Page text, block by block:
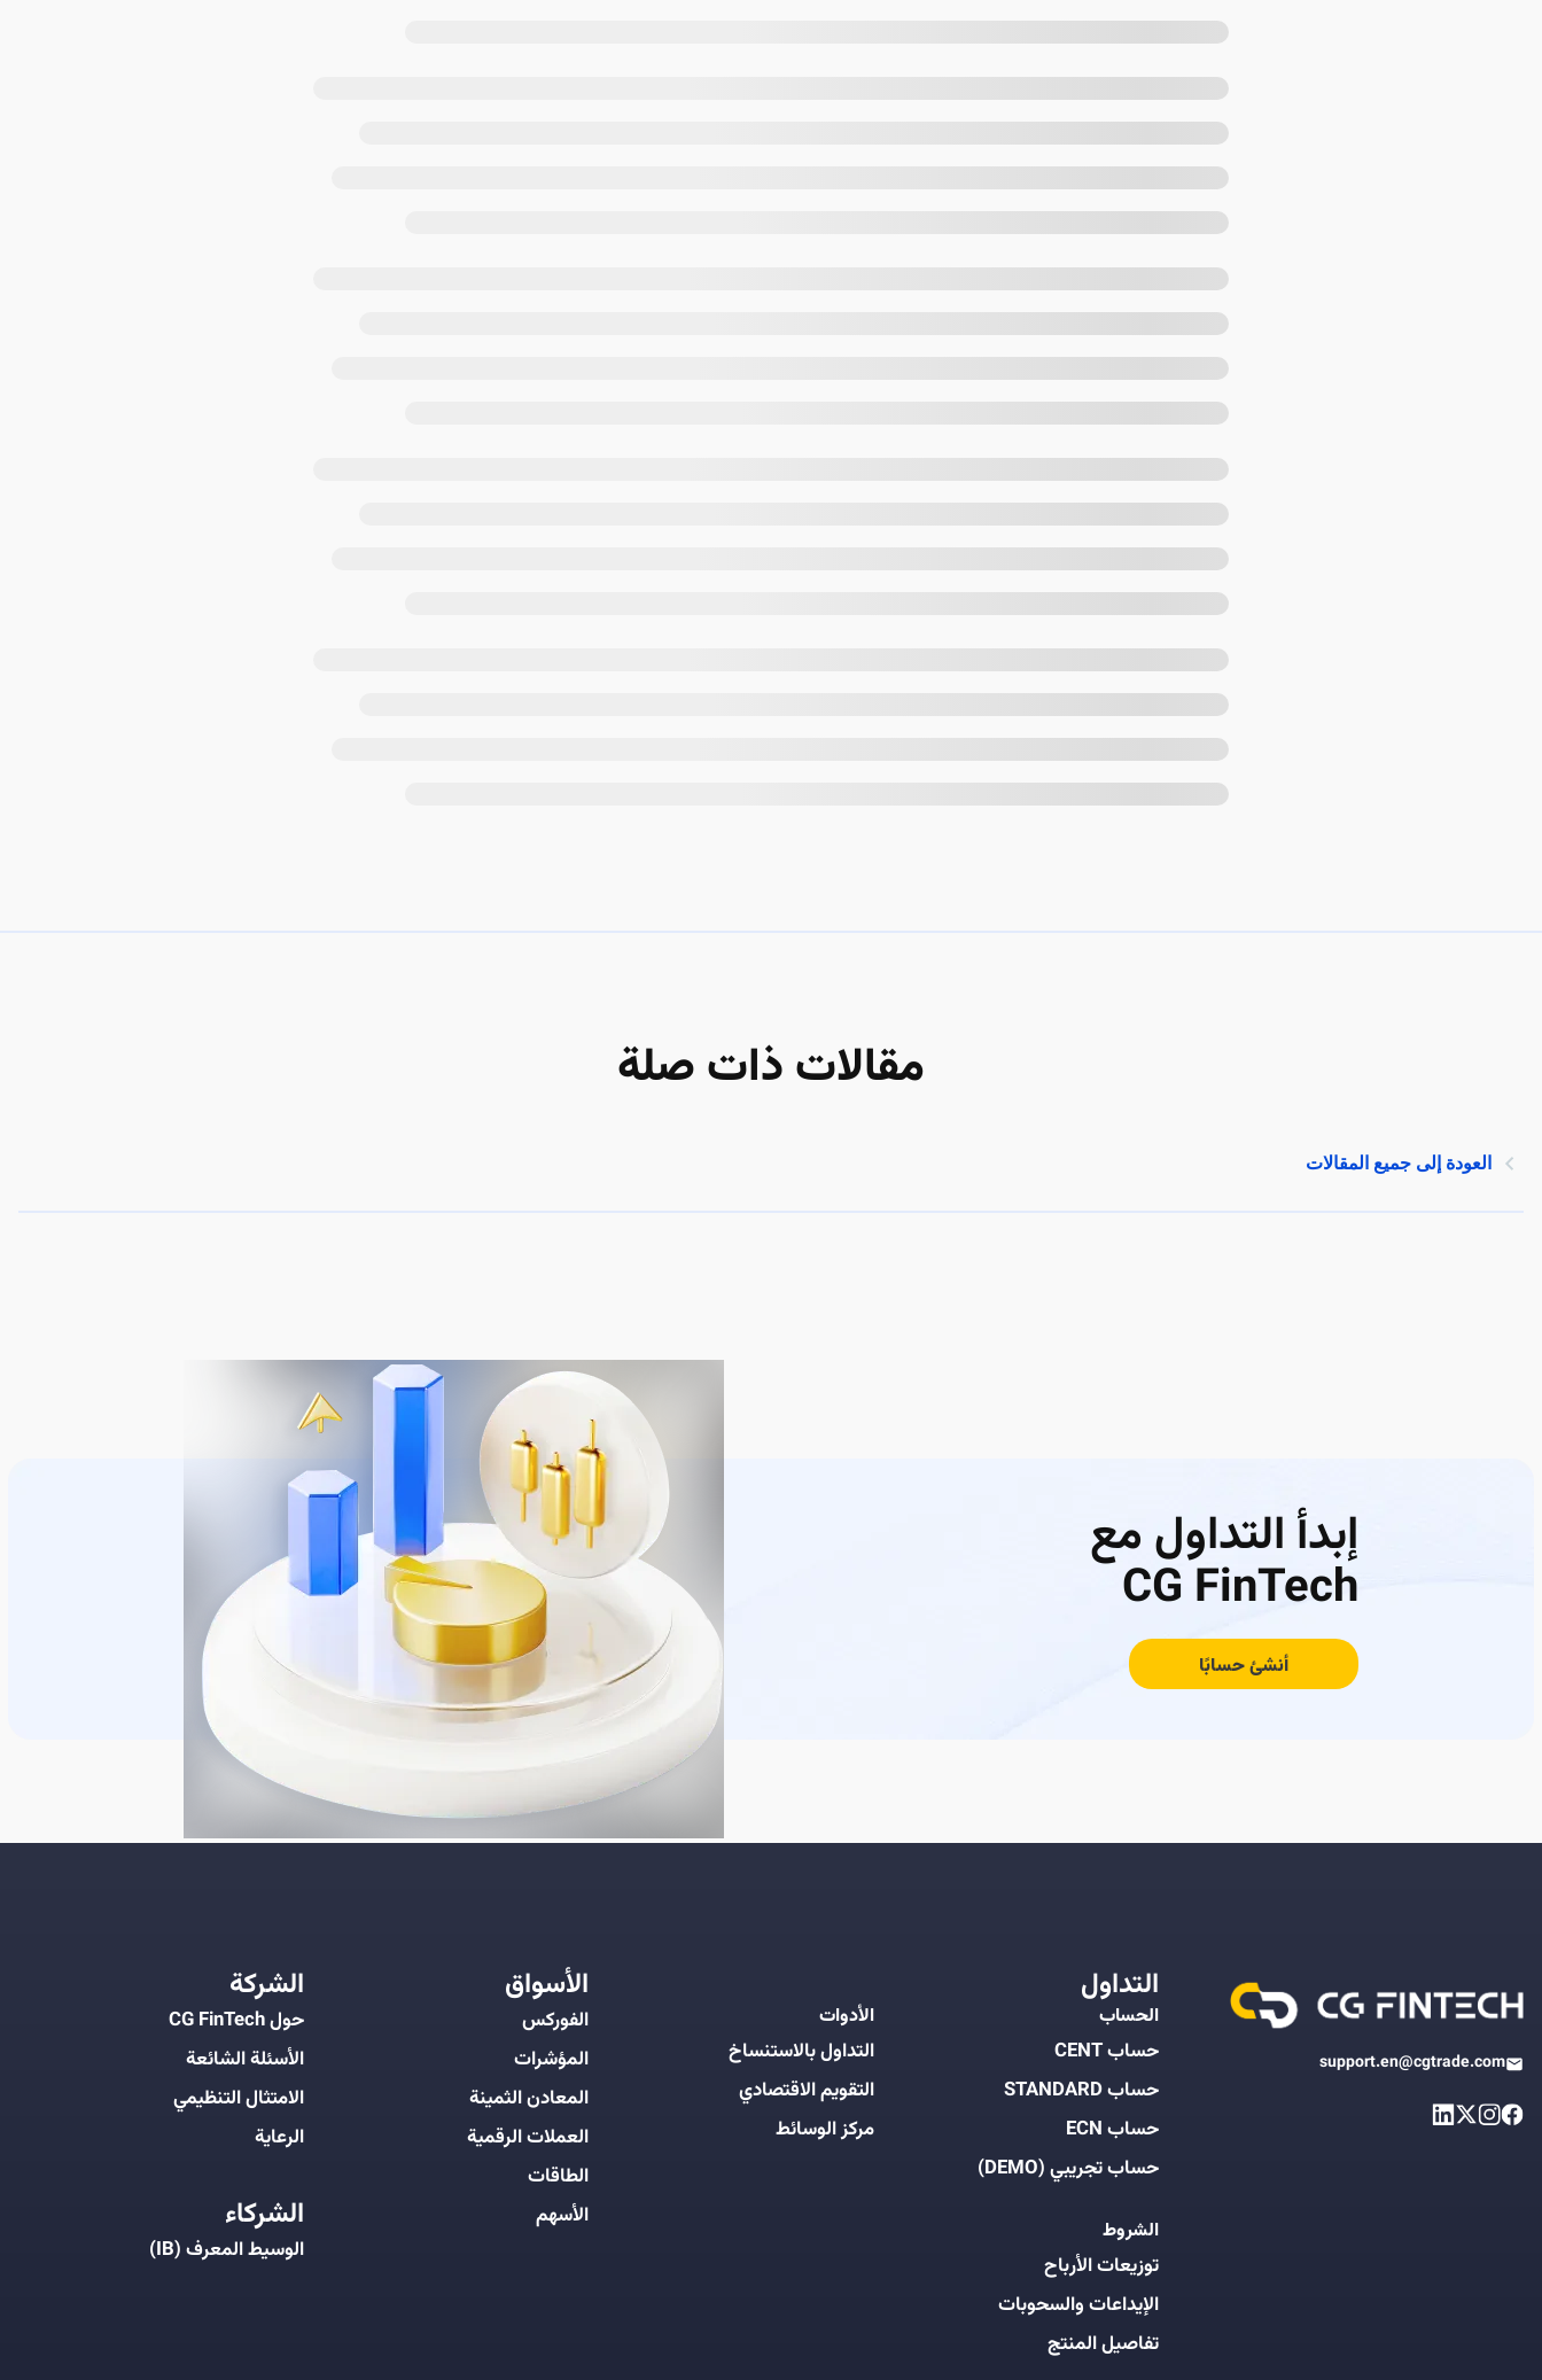
مقالات ذات صلة
العودة إلى جميع المقالات
إبدأ التداول مع
CG FinTech
أنشئ حسابًا
support.en@cgtrade.com
التداول
الحساب
حساب CENT
حساب STANDARD
حساب ECN
حساب تجريبي (DEMO)
الشروط
توزيعات الأرباح
الإيداعات والسحوبات
تفاصيل المنتج
الأدوات
التداول بالاستنساخ
التقويم الاقتصادي
مركز الوسائط
الأسواق
الفوركس
المؤشرات
المعادن الثمينة
العملات الرقمية
الطاقات
الأسهم
الشركة
حول CG FinTech
الأسئلة الشائعة
الامتثال التنظيمي
الرعاية
الشركاء
الوسيط المعرف (IB)